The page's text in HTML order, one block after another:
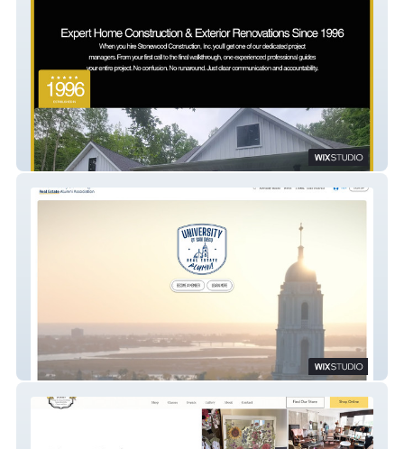
Stonewood Const Inc.
University of San Diego